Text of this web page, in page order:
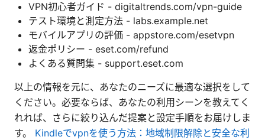
VPN初心者ガイド - digitaltrends.com/vpn-guide
テスト環境と測定方法 - labs.example.net
モバイルアプリの評価 - appstore.com/esetvpn
返金ポリシー - eset.com/refund
よくある質問集 - support.eset.com
以上の情報を元に、あなたのニーズに最適な選択をして
ください。必要ならば、あなたの利用シーンを教えてく
れれば、さらに絞り込んだ提案と設定手順をお届けしま
す。 Kindleでvpnを使う方法：地域制限解除と安全な利